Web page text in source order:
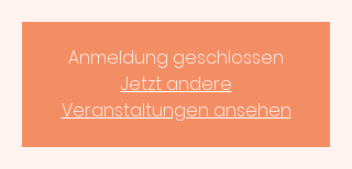
Anmeldung geschlossen
Jetzt andere
Veranstaltungen ansehen